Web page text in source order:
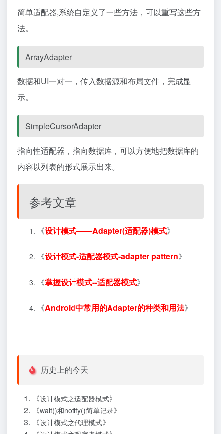
简单适配器,系统自定义了一些方法，可以重写这些方
法。
ArrayAdapter
数据和UI一对一，传入数据源和布局文件，完成显
示。
SimpleCursorAdapter
指向性适配器，指向数据库，可以方便地把数据库的
内容以列表的形式展示出来。
参考文章
《设计模式——Adapter(适配器)模式》
《设计模式-适配器模式-adapter pattern》
《掌握设计模式--适配器模式》
《Android中常用的Adapter的种类和用法》
历史上的今天
《设计模式之适配器模式》
《wait()和notify()简单记录》
《设计模式之代理模式》